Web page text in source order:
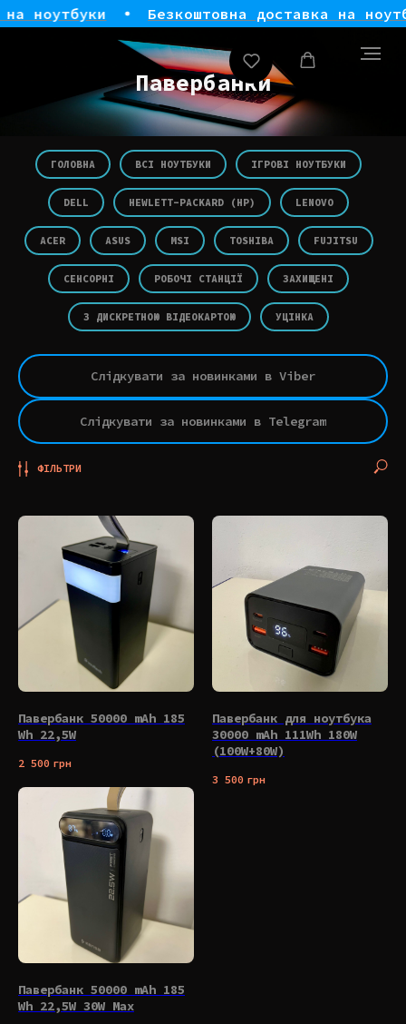
ноутбуки Безкоштовна доставка на
Павербанки
ГОЛОВНА ВСІ НОУТБУКИ ІГРОВІ НОУТБУКИ
DELL HEWLETT-PACKARD (HP) LENOVO
ACER ASUS MSI TOSHIBA FUJITSU
СЕНСОРНІ РОБОЧІ СТАНЦІЇ ЗАХИЩЕНІ
З ДИСКРЕТНОЮ ВІДЕОКАРТОЮ УЦІНКА
Слідкувати за новинками в Viber
Слідкувати за новинками в Telegram
ФІЛЬТРИ
Павербанк 50000 mAh 185
Wh 22,5W
2 500 грн
Павербанк для ноутбука
30000 mAh 111Wh 180W
(100W+80W)
3 500 грн
Павербанк 50000 mAh 185
Wh 22,5W 30W Max